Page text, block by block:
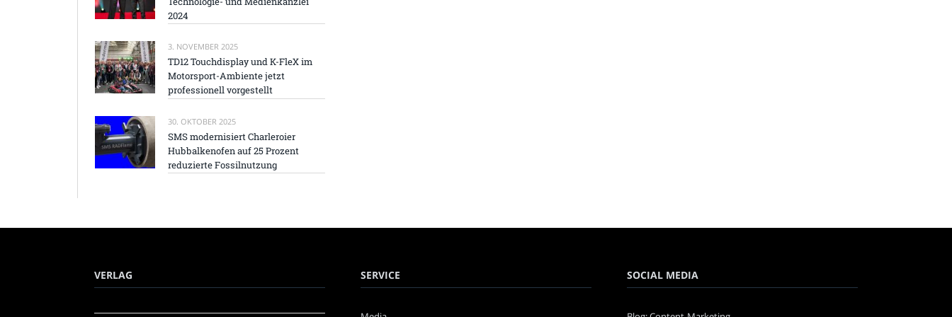
2024
3. NOVEMBER 2025
TD12 Touchdisplay und K-FleX im
Motorsport-Ambiente jetzt
professionell vorgestellt
30. OKTOBER 2025
SMS modernisiert Charleroier
Hubbalkenofen auf 25 Prozent
reduzierte Fossilnutzung
VERLAG SERVICE SOCIAL MEDIA